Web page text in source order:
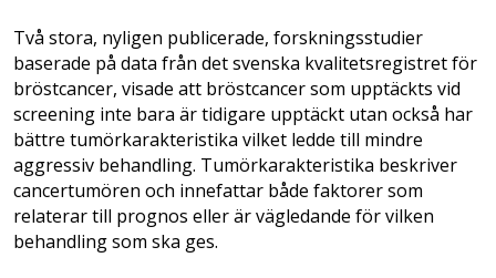
Två stora, nyligen publicerade, forskningsstudier
baserade på data från det svenska­ kvalitetsregistret för
bröstcancer, visade att bröstcancer som upptäckts vid
screening inte bara är tidigare upptäckt utan också har
bättre­ tumörkarakteristika vilket ledde till mindre
aggressiv behandling. Tumörkarakteristika beskriver
cancertumören och innefattar både faktorer som
relaterar till prognos eller är vägledande för vilken
behandling som ska ges.